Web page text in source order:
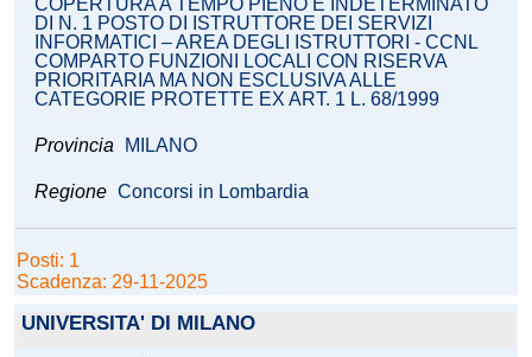
COPERTURA A TEMPO PIENO E INDETERMINATO
DI N. 1 POSTO DI ISTRUTTORE DEI SERVIZI
INFORMATICI – AREA DEGLI ISTRUTTORI - CCNL
COMPARTO FUNZIONI LOCALI CON RISERVA
PRIORITARIA MA NON ESCLUSIVA ALLE
CATEGORIE PROTETTE EX ART. 1 L. 68/1999
Provincia MILANO
Regione Concorsi in Lombardia
Posti: 1
Scadenza: 29-11-2025
UNIVERSITA' DI MILANO